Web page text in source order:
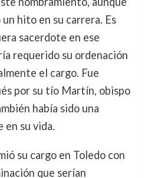
hito en su carrera. Es
sacerdote en ese
requerido su ordenación
el cargo. Fue
por su tío Martín, obispo
había sido una
su vida.
su cargo en Toledo con
que serían